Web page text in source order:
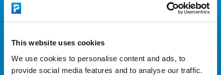
This website uses cookies
We use cookies to personalise content and ads, to
provide social media features and to analyse our traffic.
11 dagen
€168,00